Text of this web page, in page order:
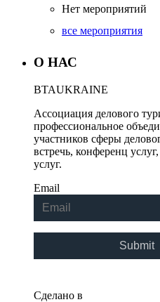
Сентябрь 2018
Июль 2018
Апрель 2018
Март 2018
Февраль 2018
Январь 2018
Ноябрь 2017
Октябрь 2017
Сентябрь 2017
Нет мероприятий
все мероприятия
О НАС
BTAUKRAINE
Ассоциация делового
профессиональное
участников сферы
встречь, конференц
услуг.
Email
Сделано в